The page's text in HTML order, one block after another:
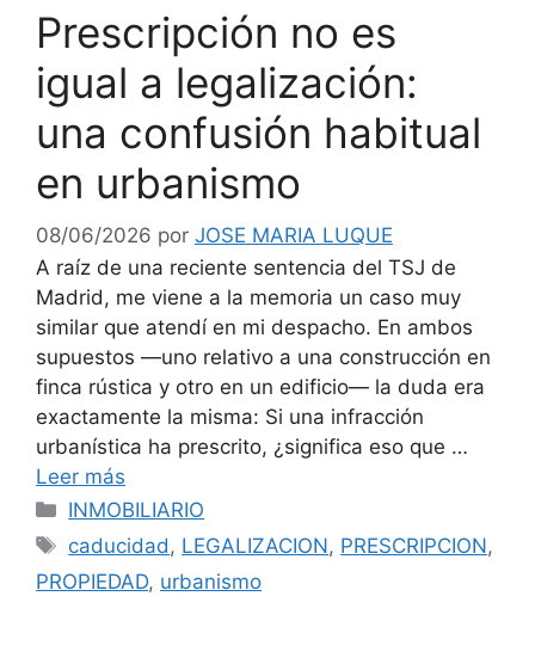
Prescripción no es
igual a legalización:
una confusión habitual
en urbanismo
08/06/2026 por JOSE MARIA LUQUE
A raíz de una reciente sentencia del TSJ de
Madrid, me viene a la memoria un caso muy
similar que atendí en mi despacho. En ambos
supuestos —uno relativo a una construcción en
finca rústica y otro en un edificio— la duda era
exactamente la misma: Si una infracción
urbanística ha prescrito, ¿significa eso que …
Leer más
Categorías
INMOBILIARIO
Etiquetas
caducidad, LEGALIZACION, PRESCRIPCION,
PROPIEDAD, urbanismo